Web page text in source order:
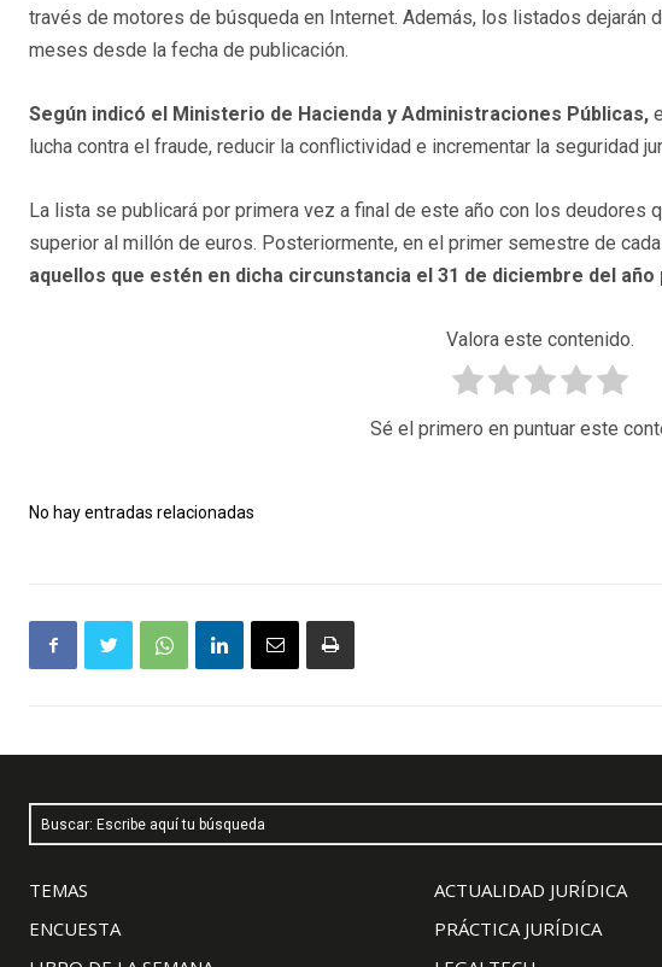
través de motores de búsqueda en Internet. Además, los listados dejarán
meses desde la fecha de publicación.
Según indicó el Ministerio de Hacienda y Administraciones Públicas,
lucha contra el fraude, reducir la conflictividad e incrementar la seguridad
La lista se publicará por primera vez a final de este año con los deudores
superior al millón de euros. Posteriormente, en el primer semestre de cada
aquellos que estén en dicha circunstancia el 31 de diciembre del año
Valora este contenido.
Sé el primero en puntuar este
No hay entradas relacionadas
Buscar: Escribe aquí tu búsqueda
TEMAS
ENCUESTA
ACTUALIDAD JURÍDICA
PRÁCTICA JURÍDICA